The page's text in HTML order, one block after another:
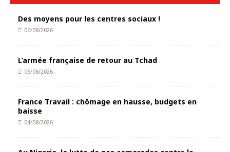
Des moyens pour les centres sociaux !
06/08/2026
L’armée française de retour au Tchad
05/08/2026
France Travail : chômage en hausse, budgets en
baisse
04/08/2026